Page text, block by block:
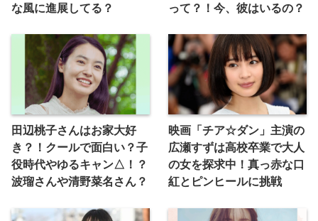
な風に進展してる？
って？！今、彼はいるの？
田辺桃子さんはお家大好
き？！クールで面白い？子
役時代やゆるキャン△！？
波瑠さんや清野菜名さん？
映画「チア☆ダン」主演の
広瀬すずは高校卒業で大人
の女を探求中！真っ赤な口
紅とピンヒールに挑戦